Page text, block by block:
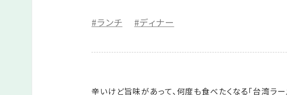
#ランチ #ディナー
辛いけど旨味があって、何度も食べたくなる「台湾ラ